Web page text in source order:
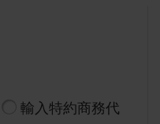
輸入特約商務代